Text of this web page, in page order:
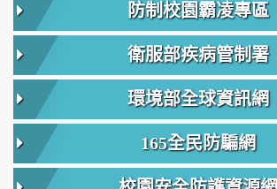
防制校園霸凌專區
衛服部疾病管制署
環境部全球資訊網
165全民防騙網